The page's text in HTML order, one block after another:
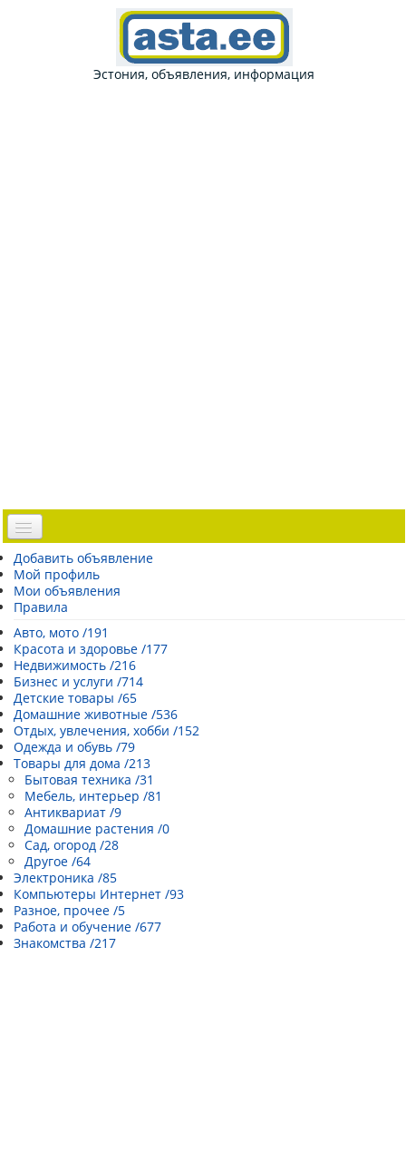
Эстония, объявления, информация
Доска объявлений
Погода Эстонии
Открытки
Каталог сайтов
| Регистрация |
Добавить объявление
Мой профиль
Мои объявления
Правила
Авто, мото /191
Красота и здоровье /177
Недвижимость /216
Бизнес и услуги /714
Детские товары /65
Домашние животные /536
Отдых, увлечения, хобби /152
Одежда и обувь /79
Товары для дома /213
Бытовая техника /31
Мебель, интерьер /81
Антиквариат /9
Домашние растения /0
Сад, огород /28
Другое /64
Электроника /85
Компьютеры Интернет /93
Разное, прочее /5
Работа и обучение /677
Знакомства /217